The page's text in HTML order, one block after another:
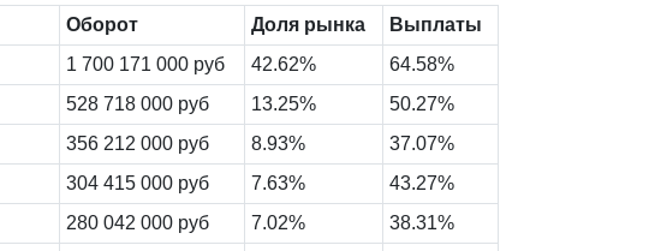
Оборот Доля рынка
Выплаты
1 700 171 000 руб 42.62%
64.58%
528 718 000 руб 13.25%
50.27%
356 212 000 руб 8.93%
37.07%
304 415 000 руб 7.63%
43.27%
280 042 000 руб 7.02%
38.31%